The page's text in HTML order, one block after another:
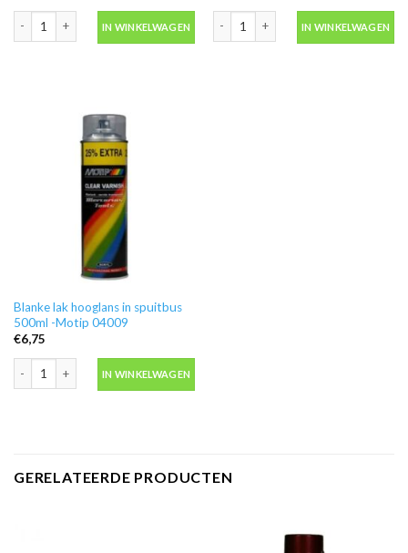
IN WINKELWAGEN IN WINKELWAGEN
Blanke lak hooglans in spuitbus
500ml -Motip 04009
€6,75
Blanke lak hooglans in spuitbus 500ml -Motip 04009 aantal
IN WINKELWAGEN
GERELATEERDE PRODUCTEN